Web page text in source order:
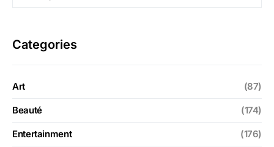
Categories
Art (87)
Beauté (174)
Entertainment (176)